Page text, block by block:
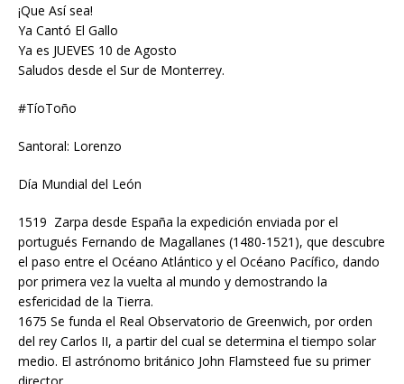
¡Que Así sea!
Ya Cantó El Gallo
Ya es JUEVES 10 de Agosto
Saludos desde el Sur de Monterrey.
#TíoToño
Santoral: Lorenzo
Día Mundial del León
1519 Zarpa desde España la expedición enviada por el
portugués Fernando de Magallanes (1480-1521), que descubre
el paso entre el Océano Atlántico y el Océano Pacífico, dando
por primera vez la vuelta al mundo y demostrando la
esfericidad de la Tierra.
1675 Se funda el Real Observatorio de Greenwich, por orden
del rey Carlos II, a partir del cual se determina el tiempo solar
medio. El astrónomo británico John Flamsteed fue su primer
director.